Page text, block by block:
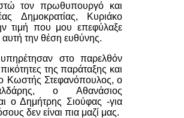
τον πρωθυπουργό και
Δημοκρατίας, Κυριάκο
τιμή που μου επεφύλαξε
αυτή την θέση ευθύνης.
στο παρελθόν
της παράταξης και
Κωστής Στεφανόπουλος, ο
ο Αθανάσιος
ο Δημήτρης Σιούφας -για
δεν είναι πια μαζί μας.